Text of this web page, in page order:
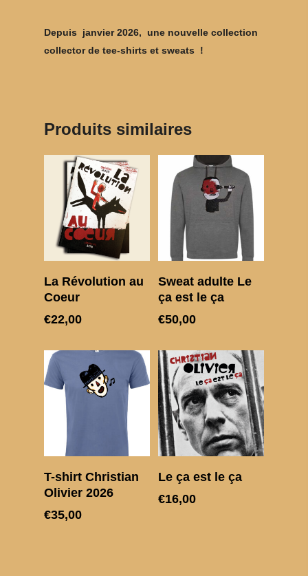
Depuis janvier 2026, une nouvelle collection
collector de tee-shirts et sweats !
Produits similaires
Lire La Suite
La Révolution au
Coeur
€22,00
Choix des options
Sweat adulte Le
ça est le ça
€50,00
Choix des options
T-shirt Christian
Olivier 2026
€35,00
Choix des options
Le ça est le ça
€16,00